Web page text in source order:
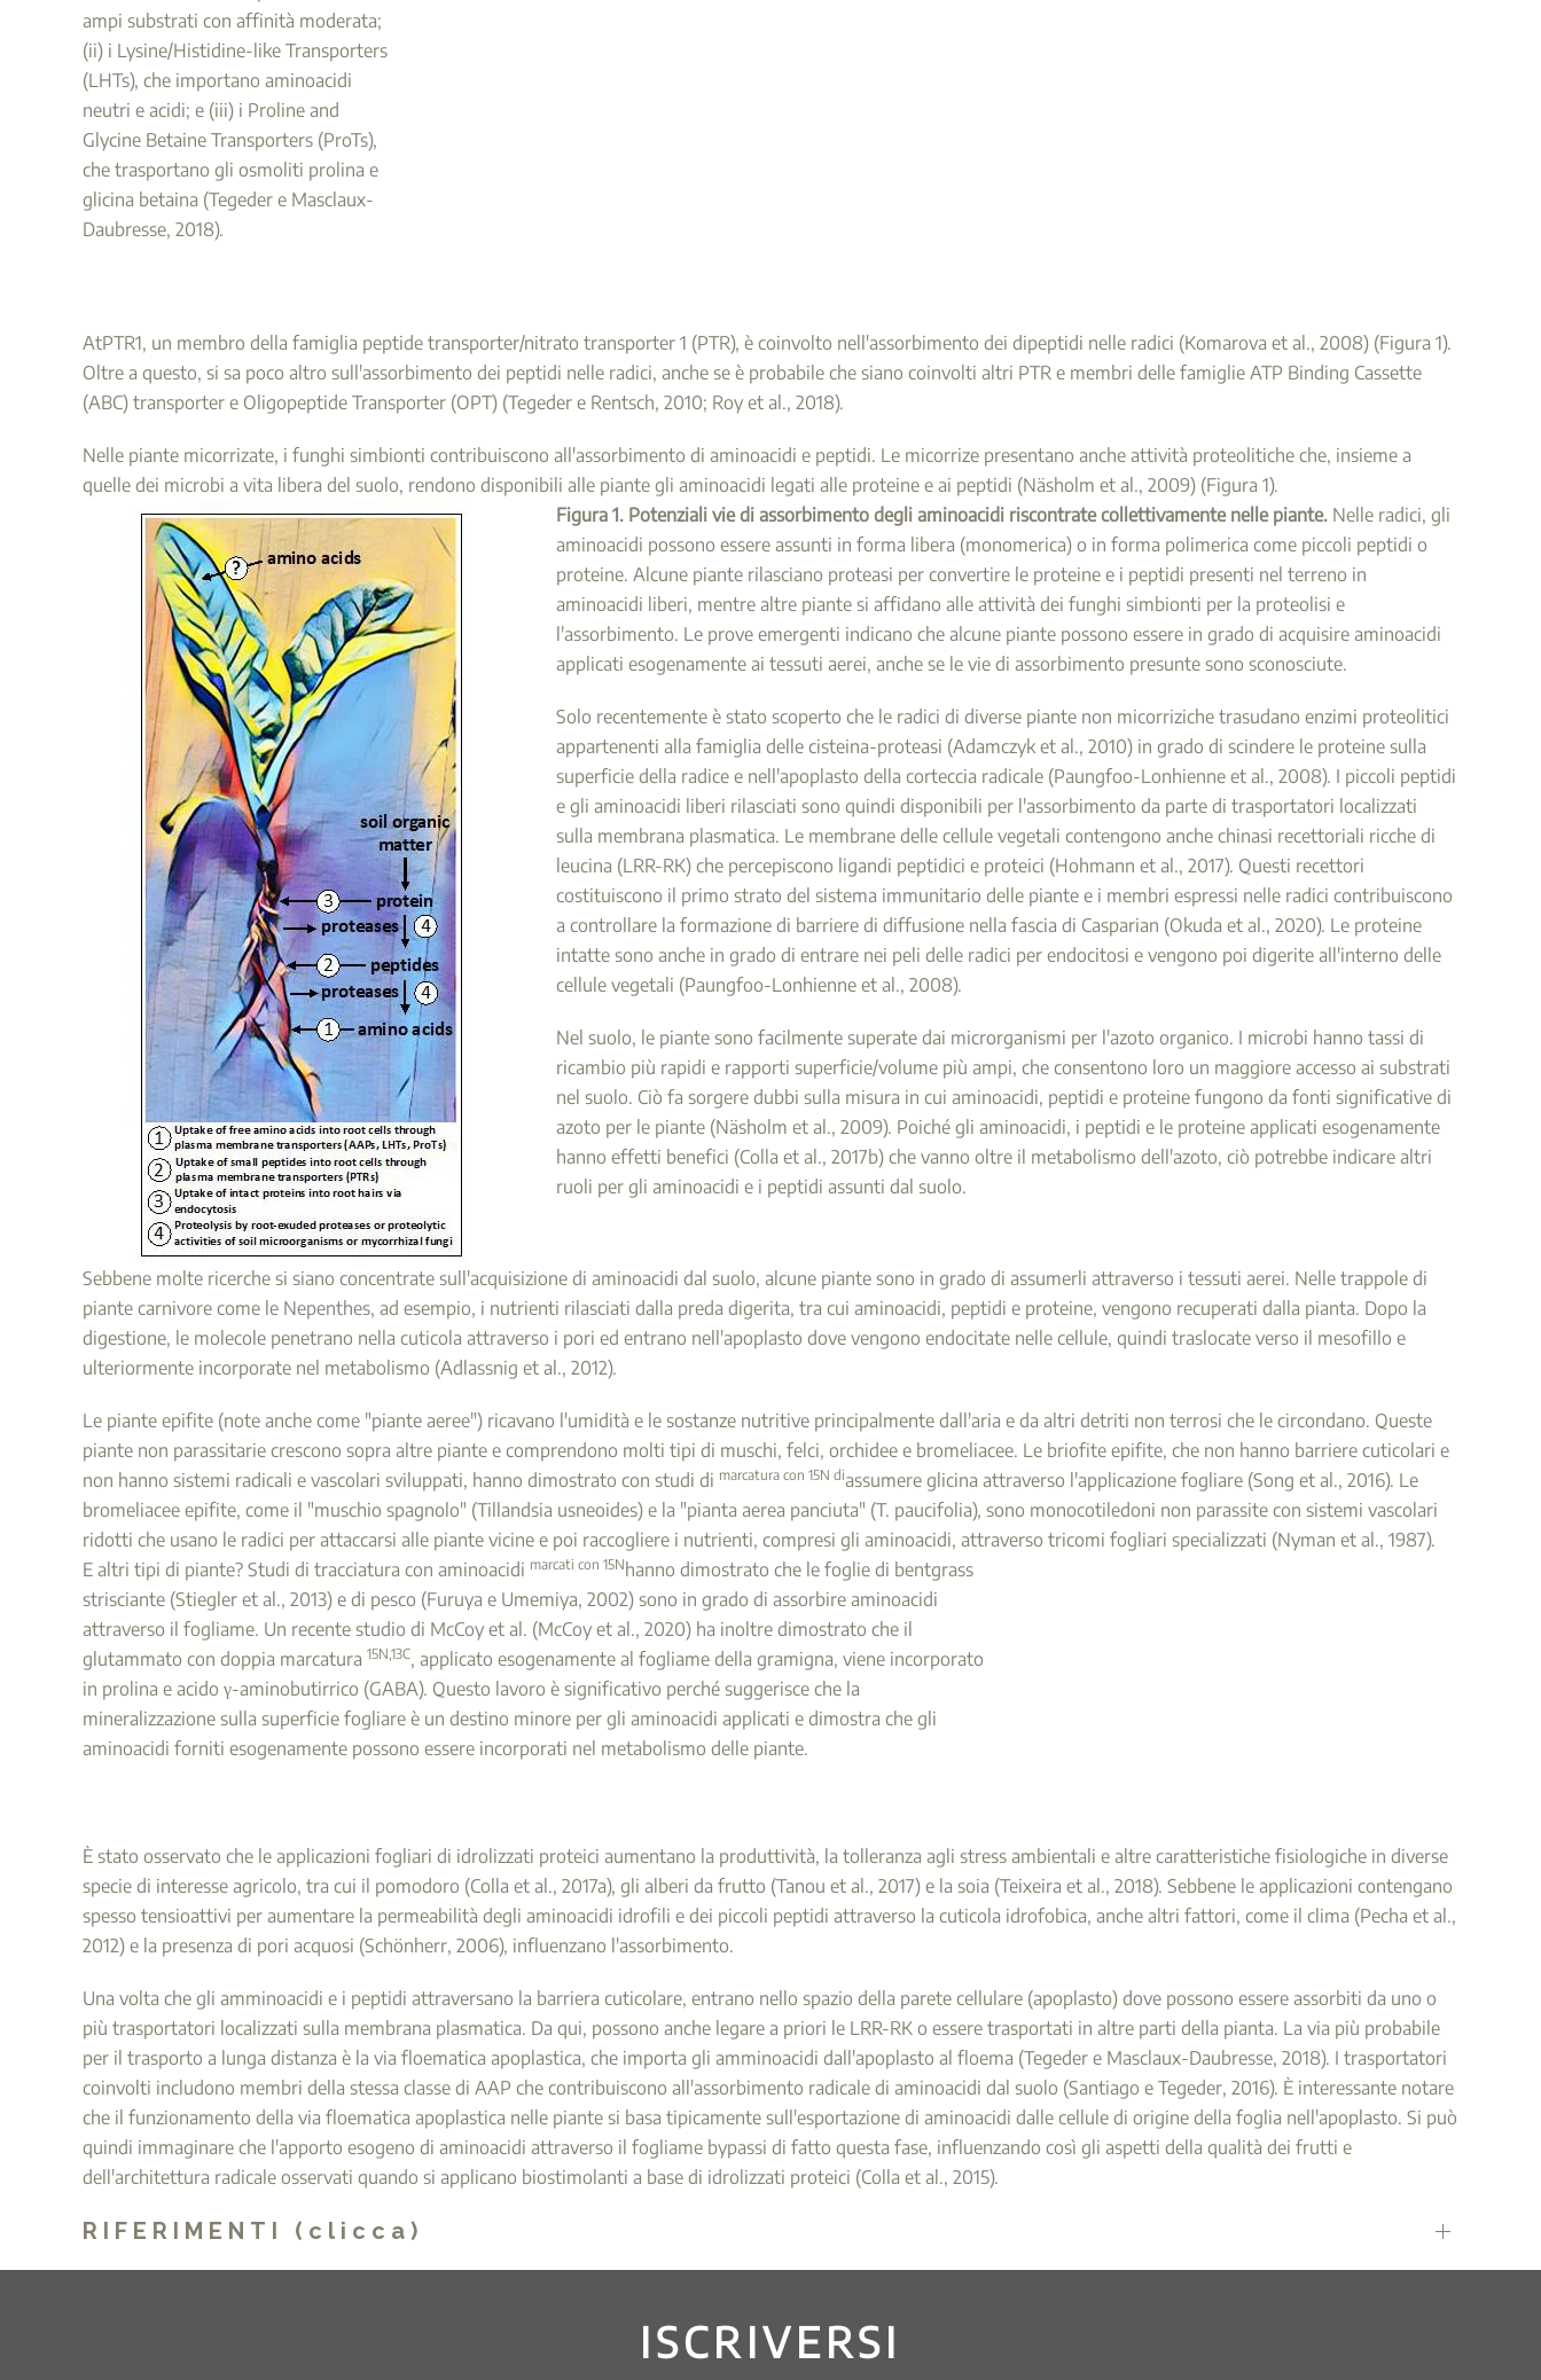
ampi substrati con affinità moderata;
(ii) i Lysine/Histidine-like Transporters
(LHTs), che importano aminoacidi
neutri e acidi; e (iii) i Proline and
Glycine Betaine Transporters (ProTs),
che trasportano gli osmoliti prolina e
glicina betaina (Tegeder e Masclaux-
Daubresse, 2018).
AtPTR1, un membro della famiglia peptide transporter/nitrato transporter 1 (PTR), è coinvolto nell'assorbimento dei dipeptidi nelle radici (Komarova et al., 2008) (Figura 1).
Oltre a questo, si sa poco altro sull'assorbimento dei peptidi nelle radici, anche se è probabile che siano coinvolti altri PTR e membri delle famiglie ATP Binding Cassette
(ABC) transporter e Oligopeptide Transporter (OPT) (Tegeder e Rentsch, 2010; Roy et al., 2018).
Nelle piante micorrizate, i funghi simbionti contribuiscono all'assorbimento di aminoacidi e peptidi. Le micorrize presentano anche attività proteolitiche che, insieme a
quelle dei microbi a vita libera del suolo, rendono disponibili alle piante gli aminoacidi legati alle proteine e ai peptidi (Näsholm et al., 2009) (Figura 1).
Figura 1. Potenziali vie di assorbimento degli aminoacidi riscontrate collettivamente nelle piante. Nelle radici, gli
aminoacidi possono essere assunti in forma libera (monomerica) o in forma polimerica come piccoli peptidi o
proteine. Alcune piante rilasciano proteasi per convertire le proteine e i peptidi presenti nel terreno in
aminoacidi liberi, mentre altre piante si affidano alle attività dei funghi simbionti per la proteolisi e
l'assorbimento. Le prove emergenti indicano che alcune piante possono essere in grado di acquisire aminoacidi
applicati esogenamente ai tessuti aerei, anche se le vie di assorbimento presunte sono sconosciute.
Solo recentemente è stato scoperto che le radici di diverse piante non micorriziche trasudano enzimi proteolitici
appartenenti alla famiglia delle cisteina-proteasi (Adamczyk et al., 2010) in grado di scindere le proteine sulla
superficie della radice e nell'apoplasto della corteccia radicale (Paungfoo-Lonhienne et al., 2008). I piccoli peptidi
e gli aminoacidi liberi rilasciati sono quindi disponibili per l'assorbimento da parte di trasportatori localizzati
sulla membrana plasmatica. Le membrane delle cellule vegetali contengono anche chinasi recettoriali ricche di
leucina (LRR-RK) che percepiscono ligandi peptidici e proteici (Hohmann et al., 2017). Questi recettori
costituiscono il primo strato del sistema immunitario delle piante e i membri espressi nelle radici contribuiscono
a controllare la formazione di barriere di diffusione nella fascia di Casparian (Okuda et al., 2020). Le proteine
intatte sono anche in grado di entrare nei peli delle radici per endocitosi e vengono poi digerite all'interno delle
cellule vegetali (Paungfoo-Lonhienne et al., 2008).
Nel suolo, le piante sono facilmente superate dai microrganismi per l'azoto organico. I microbi hanno tassi di
ricambio più rapidi e rapporti superficie/volume più ampi, che consentono loro un maggiore accesso ai substrati
nel suolo. Ciò fa sorgere dubbi sulla misura in cui aminoacidi, peptidi e proteine fungono da fonti significative di
azoto per le piante (Näsholm et al., 2009). Poiché gli aminoacidi, i peptidi e le proteine applicati esogenamente
hanno effetti benefici (Colla et al., 2017b) che vanno oltre il metabolismo dell'azoto, ciò potrebbe indicare altri
ruoli per gli aminoacidi e i peptidi assunti dal suolo.
Sebbene molte ricerche si siano concentrate sull'acquisizione di aminoacidi dal suolo, alcune piante sono in grado di assumerli attraverso i tessuti aerei. Nelle trappole di
piante carnivore come le Nepenthes, ad esempio, i nutrienti rilasciati dalla preda digerita, tra cui aminoacidi, peptidi e proteine, vengono recuperati dalla pianta. Dopo la
digestione, le molecole penetrano nella cuticola attraverso i pori ed entrano nell'apoplasto dove vengono endocitate nelle cellule, quindi traslocate verso il mesofillo e
ulteriormente incorporate nel metabolismo (Adlassnig et al., 2012).
Le piante epifite (note anche come "piante aeree") ricavano l'umidità e le sostanze nutritive principalmente dall'aria e da altri detriti non terrosi che le circondano. Queste
piante non parassitarie crescono sopra altre piante e comprendono molti tipi di muschi, felci, orchidee e bromeliacee. Le briofite epifite, che non hanno barriere cuticolari e
non hanno sistemi radicali e vascolari sviluppati, hanno dimostrato con studi di marcatura con 15N diassumere glicina attraverso l'applicazione fogliare (Song et al., 2016). Le
bromeliacee epifite, come il "muschio spagnolo" (Tillandsia usneoides) e la "pianta aerea panciuta" (T. paucifolia), sono monocotiledoni non parassite con sistemi vascolari
ridotti che usano le radici per attaccarsi alle piante vicine e poi raccogliere i nutrienti, compresi gli aminoacidi, attraverso tricomi fogliari specializzati (Nyman et al., 1987).
E altri tipi di piante? Studi di tracciatura con aminoacidi marcati con 15Nhanno dimostrato che le foglie di bentgrass
strisciante (Stiegler et al., 2013) e di pesco (Furuya e Umemiya, 2002) sono in grado di assorbire aminoacidi
attraverso il fogliame. Un recente studio di McCoy et al. (McCoy et al., 2020) ha inoltre dimostrato che il
glutammato con doppia marcatura 15N ,13C, applicato esogenamente al fogliame della gramigna, viene incorporato
in prolina e acido γ-aminobutirrico (GABA). Questo lavoro è significativo perché suggerisce che la
mineralizzazione sulla superficie fogliare è un destino minore per gli aminoacidi applicati e dimostra che gli
aminoacidi forniti esogenamente possono essere incorporati nel metabolismo delle piante.
È stato osservato che le applicazioni fogliari di idrolizzati proteici aumentano la produttività, la tolleranza agli stress ambientali e altre caratteristiche fisiologiche in diverse
specie di interesse agricolo, tra cui il pomodoro (Colla et al., 2017a), gli alberi da frutto (Tanou et al., 2017) e la soia (Teixeira et al., 2018). Sebbene le applicazioni contengano
spesso tensioattivi per aumentare la permeabilità degli aminoacidi idrofili e dei piccoli peptidi attraverso la cuticola idrofobica, anche altri fattori, come il clima (Pecha et al.,
2012) e la presenza di pori acquosi (Schönherr, 2006), influenzano l'assorbimento.
Una volta che gli amminoacidi e i peptidi attraversano la barriera cuticolare, entrano nello spazio della parete cellulare (apoplasto) dove possono essere assorbiti da uno o
più trasportatori localizzati sulla membrana plasmatica. Da qui, possono anche legare a priori le LRR-RK o essere trasportati in altre parti della pianta. La via più probabile
per il trasporto a lunga distanza è la via floematica apoplastica, che importa gli amminoacidi dall'apoplasto al floema (Tegeder e Masclaux-Daubresse, 2018). I trasportatori
coinvolti includono membri della stessa classe di AAP che contribuiscono all'assorbimento radicale di aminoacidi dal suolo (Santiago e Tegeder, 2016). È interessante notare
che il funzionamento della via floematica apoplastica nelle piante si basa tipicamente sull'esportazione di aminoacidi dalle cellule di origine della foglia nell'apoplasto. Si può
quindi immaginare che l'apporto esogeno di aminoacidi attraverso il fogliame bypassi di fatto questa fase, influenzando così gli aspetti della qualità dei frutti e
dell'architettura radicale osservati quando si applicano biostimolanti a base di idrolizzati proteici (Colla et al., 2015).
RIFERIMENTI (clicca)
ISCRIVERSI